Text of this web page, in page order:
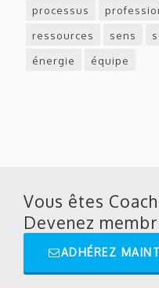
processus
ressources
sens
énergie
équipe
Vous êtes
Devenez
ADHÉREZ